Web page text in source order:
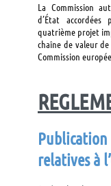
La Commission
d’État
quatrième projet
chaîne de valeur
Commission
relatives à